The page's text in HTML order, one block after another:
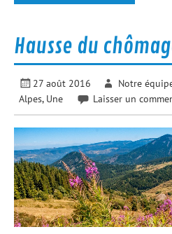
Hausse du
27 août 2016 Notre
Alpes, Une Laisser un